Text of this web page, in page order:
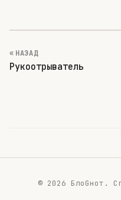
« НАЗАД
Рукоотрыватель
© 2026 БлоGнот.